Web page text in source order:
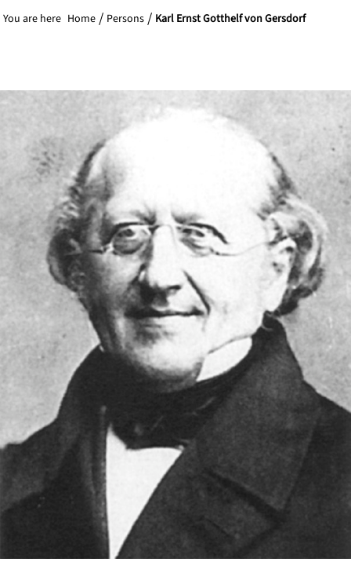
You are here Home Persons Karl Ernst Gotthelf von Gersdorf